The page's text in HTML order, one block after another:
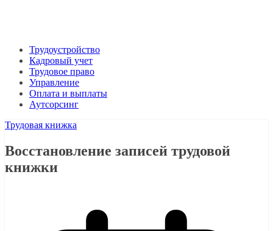
Трудоустройство
Кадровый учет
Трудовое право
Управление
Оплата и выплаты
Аутсорсинг
Трудовая книжка
Восстановление записей трудовой
книжки